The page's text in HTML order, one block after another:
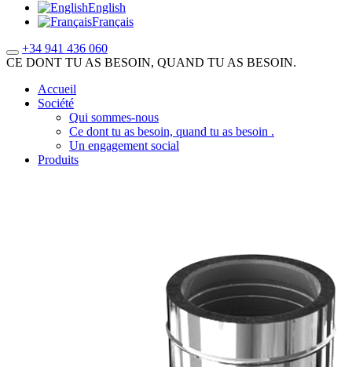
English
Français
+34 941 436 060
CE DONT TU AS BESOIN, QUAND TU AS BESOIN.
Accueil
Société
Qui sommes-nous
Ce dont tu as besoin, quand tu as besoin .
Un engagement social
Produits